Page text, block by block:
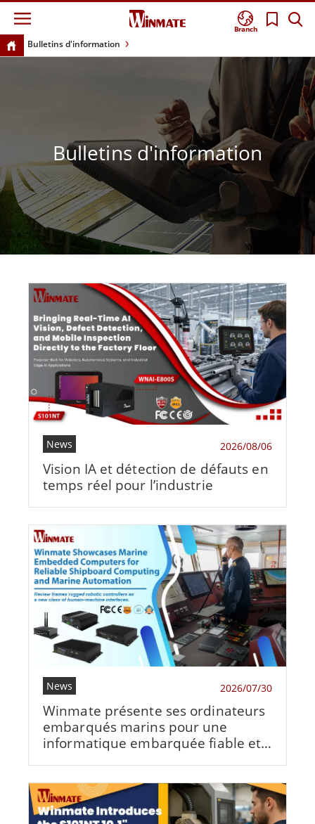
Branch
Bulletins d'information
Bulletins d'information
News 2026/08/06
Vision IA et détection de défauts en
temps réel pour l’industrie
News 2026/07/30
Winmate présente ses ordinateurs
embarqués marins pour une
informatique embarquée fiable et